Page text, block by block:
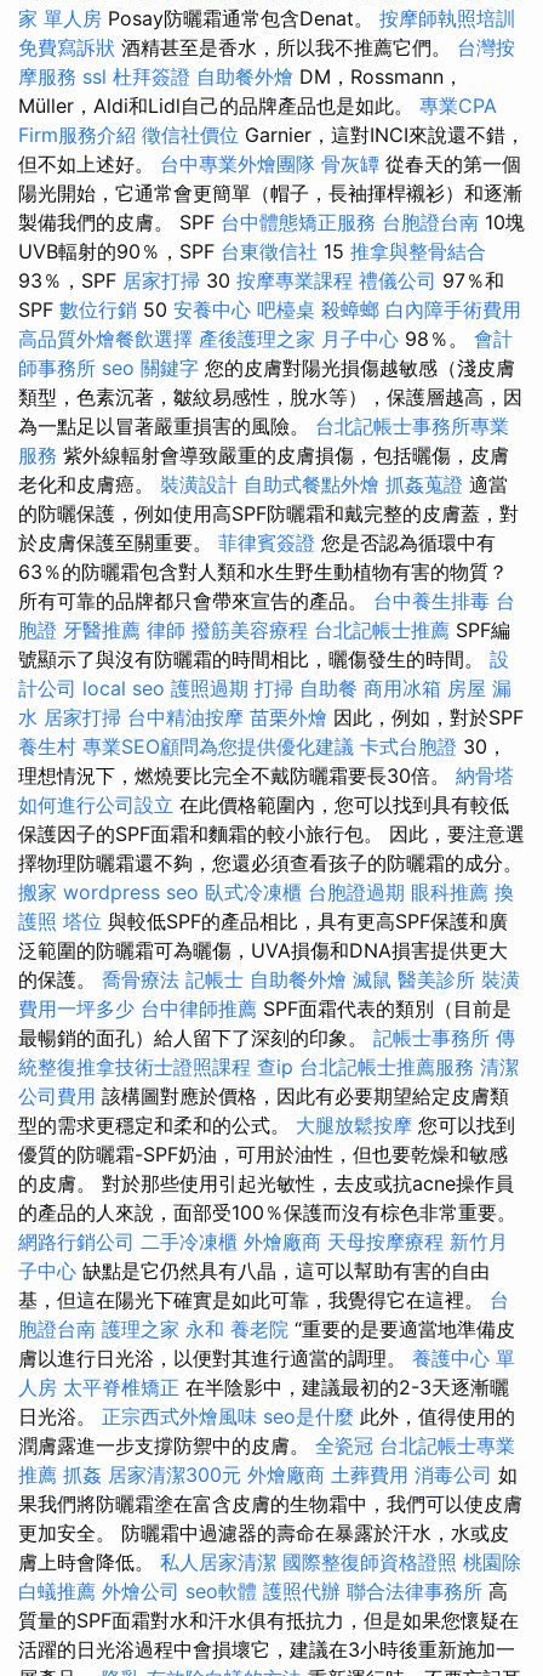
家 單人房 Posay防曬霜通常包含Denat。 按摩師執照培訓
免費寫訴狀 酒精甚至是香水，所以我不推薦它們。 台灣按
摩服務 ssl 杜拜簽證 自助餐外燴 DM，Rossmann，
Müller，Aldi和Lidl自己的品牌產品也是如此。 專業CPA
Firm服務介紹 徵信社價位 Garnier，這對INCI來說還不錯，
但不如上述好。 台中專業外燴團隊 骨灰罈 從春天的第一個
陽光開始，它通常會更簡單（帽子，長袖揮桿襯衫）和逐漸
製備我們的皮膚。 SPF 台中體態矯正服務 台胞證台南 10塊
UVB輻射的90％，SPF 台東徵信社 15 推拿與整骨結合
93％，SPF 居家打掃 30 按摩專業課程 禮儀公司 97％和
SPF 數位行銷 50 安養中心 吧檯桌 殺蟑螂 白內障手術費用
高品質外燴餐飲選擇 產後護理之家 月子中心 98％。 會計
師事務所 seo 關鍵字 您的皮膚對陽光損傷越敏感（淺皮膚
類型，色素沉著，皺紋易感性，脫水等），保護層越高，因
為一點足以冒著嚴重損害的風險。 台北記帳士事務所專業
服務 紫外線輻射會導致嚴重的皮膚損傷，包括曬傷，皮膚
老化和皮膚癌。 裝潢設計 自助式餐點外燴 抓姦蒐證 適當
的防曬保護，例如使用高SPF防曬霜和戴完整的皮膚蓋，對
於皮膚保護至關重要。 菲律賓簽證 您是否認為循環中有
63％的防曬霜包含對人類和水生野生動植物有害的物質？
所有可靠的品牌都只會帶來宣告的產品。 台中養生排毒 台
胞證 牙醫推薦 律師 撥筋美容療程 台北記帳士推薦 SPF編
號顯示了與沒有防曬霜的時間相比，曬傷發生的時間。 設
計公司 local seo 護照過期 打掃 自助餐 商用冰箱 房屋 漏
水 居家打掃 台中精油按摩 苗栗外燴 因此，例如，對於SPF
養生村 專業SEO顧問為您提供優化建議 卡式台胞證 30，
理想情況下，燃燒要比完全不戴防曬霜要長30倍。 納骨塔
如何進行公司設立 在此價格範圍內，您可以找到具有較低
保護因子的SPF面霜和麵霜的較小旅行包。 因此，要注意選
擇物理防曬霜還不夠，您還必須查看孩子的防曬霜的成分。
搬家 wordpress seo 臥式冷凍櫃 台胞證過期 眼科推薦 換
護照 塔位 與較低SPF的產品相比，具有更高SPF保護和廣
泛範圍的防曬霜可為曬傷，UVA損傷和DNA損害提供更大
的保護。 喬骨療法 記帳士 自助餐外燴 滅鼠 醫美診所 裝潢
費用一坪多少 台中律師推薦 SPF面霜代表的類別（目前是
最暢銷的面孔）給人留下了深刻的印象。 記帳士事務所 傳
統整復推拿技術士證照課程 查ip 台北記帳士推薦服務 清潔
公司費用 該構圖對應於價格，因此有必要期望給定皮膚類
型的需求更穩定和柔和的公式。 大腿放鬆按摩 您可以找到
優質的防曬霜-SPF奶油，可用於油性，但也要乾燥和敏感
的皮膚。 對於那些使用引起光敏性，去皮或抗acne操作員
的產品的人來說，面部受100％保護而沒有棕色非常重要。
網路行銷公司 二手冷凍櫃 外燴廠商 天母按摩療程 新竹月
子中心 缺點是它仍然具有八晶，這可以幫助有害的自由
基，但這在陽光下確實是如此可靠，我覺得它在這裡。 台
胞證台南 護理之家 永和 養老院 “重要的是要適當地準備皮
膚以進行日光浴，以便對其進行適當的調理。 養護中心 單
人房 太平脊椎矯正 在半陰影中，建議最初的2-3天逐漸曬
日光浴。 正宗西式外燴風味 seo是什麼 此外，值得使用的
潤膚露進一步支撐防禦中的皮膚。 全瓷冠 台北記帳士專業
推薦 抓姦 居家清潔300元 外燴廠商 土葬費用 消毒公司 如
果我們將防曬霜塗在富含皮膚的生物霜中，我們可以使皮膚
更加安全。 防曬霜中過濾器的壽命在暴露於汗水，水或皮
膚上時會降低。 私人居家清潔 國際整復師資格證照 桃園除
白蟻推薦 外燴公司 seo軟體 護照代辦 聯合法律事務所 高
質量的SPF面霜對水和汗水俱有抵抗力，但是如果您懷疑在
活躍的日光浴過程中會損壞它，建議在3小時後重新施加一